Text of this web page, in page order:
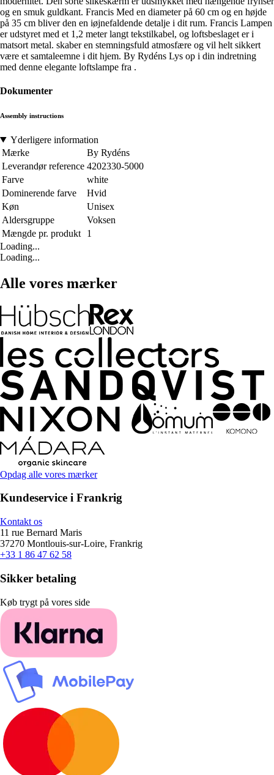
og en smuk guldkant. Francis Med en diameter på 60 cm og en højde
på 35 cm bliver den en iøjnefaldende detalje i dit rum. Francis Lampen
er udstyret med et 1,2 meter langt tekstilkabel, og loftsbeslaget er i
matsort metal. skaber en stemningsfuld atmosfære og vil helt sikkert
være et samtaleemne i dit hjem. By Rydéns Lys op i din indretning
med denne elegante loftslampe fra .
Dokumenter
Assembly instructions
Yderligere information
Mærke
By Rydéns
Leverandør reference 4202330-5000
Farve
white
Dominerende farve
Hvid
Køn
Unisex
Aldersgruppe
Voksen
Mængde pr. produkt
1
Loading...
Loading...
Alle vores mærker
Opdag alle vores mærker
Kundeservice i Frankrig
Kontakt os
11 rue Bernard Maris
37270 Montlouis-sur-Loire, Frankrig
+33 1 86 47 62 58
Sikker betaling
Køb trygt på vores side